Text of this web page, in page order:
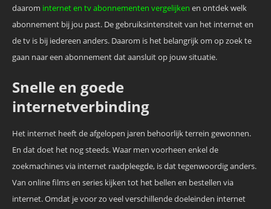
daarom internet en tv abonnementen vergelijken en ontdek welk
abonnement bij jou past. De gebruiksintensiteit van het internet en
de tv is bij iedereen anders. Daarom is het belangrijk om op zoek te
gaan naar een abonnement dat aansluit op jouw situatie.
Snelle en goede
internetverbinding
Het internet heeft de afgelopen jaren behoorlijk terrein gewonnen.
En dat doet het nog steeds. Waar men voorheen enkel de
zoekmachines via internet raadpleegde, is dat tegenwoordig anders.
Van online films en series kijken tot het bellen en bestellen via
internet. Omdat je voor zo veel verschillende doeleinden internet